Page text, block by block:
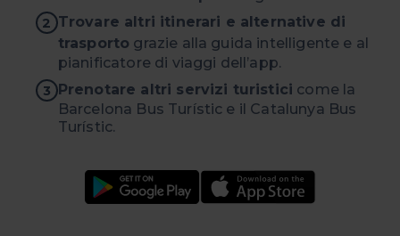
2 Trovare altri itinerari e alternative di
trasporto grazie alla guida intelligente e al
pianificatore di viaggi dell’app.
3 Prenotare altri servizi turistici come la
Barcelona Bus Turístic e il Catalunya Bus
Turístic.